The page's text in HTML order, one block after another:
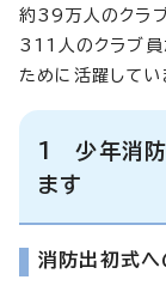
約39万人のクラ
311人のクラブ員
ために活躍してい
1 少年消防
ます
消防出初式へ